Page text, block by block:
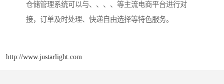
仓储管理系统可以与、、、、等主流电商平台进行对
接，订单及时处理、快递自由选择等特色服务。
http://www.justarlight.com